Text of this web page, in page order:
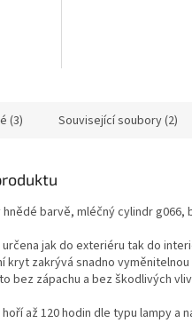
(3) Související soubory (2)
barvě, mléčný cylindr g066,
určena jak do exteriéru tak do
kryt zakrývá snadno
bez zápachu a bez škodlivých
až 120 hodin dle typu lampy